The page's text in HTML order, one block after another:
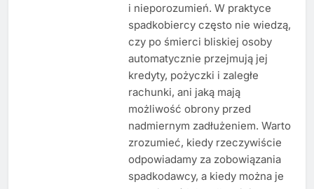
i nieporozumień. W praktyce
spadkobiercy często nie wiedzą,
czy po śmierci bliskiej osoby
automatycznie przejmują jej
kredyty, pożyczki i zaległe
rachunki, ani jaką mają
możliwość obrony przed
nadmiernym zadłużeniem. Warto
zrozumieć, kiedy rzeczywiście
odpowiadamy za zobowiązania
spadkodawcy, a kiedy można je